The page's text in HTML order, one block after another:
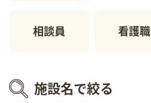
相談員 看護職
施設名で絞る